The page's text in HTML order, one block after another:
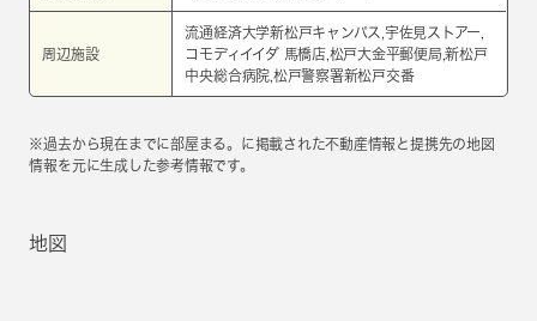
周辺施設
流通経済大学新松戸キャンパス,宇佐見ストアー,
コモディイイダ 馬橋店,松戸大金平郵便局,新松戸
中央総合病院,松戸警察署新松戸交番
※過去から現在までに部屋まる。に掲載された不動産情報と提携先の地図
情報を元に生成した参考情報です。
地図